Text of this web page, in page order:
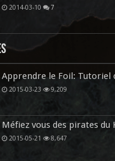
2014-03-10 7
Apprendre le Foil: Tutoriel
2015-03-23 9,209
Méfiez vous des pirates du
2015-05-21 8,647